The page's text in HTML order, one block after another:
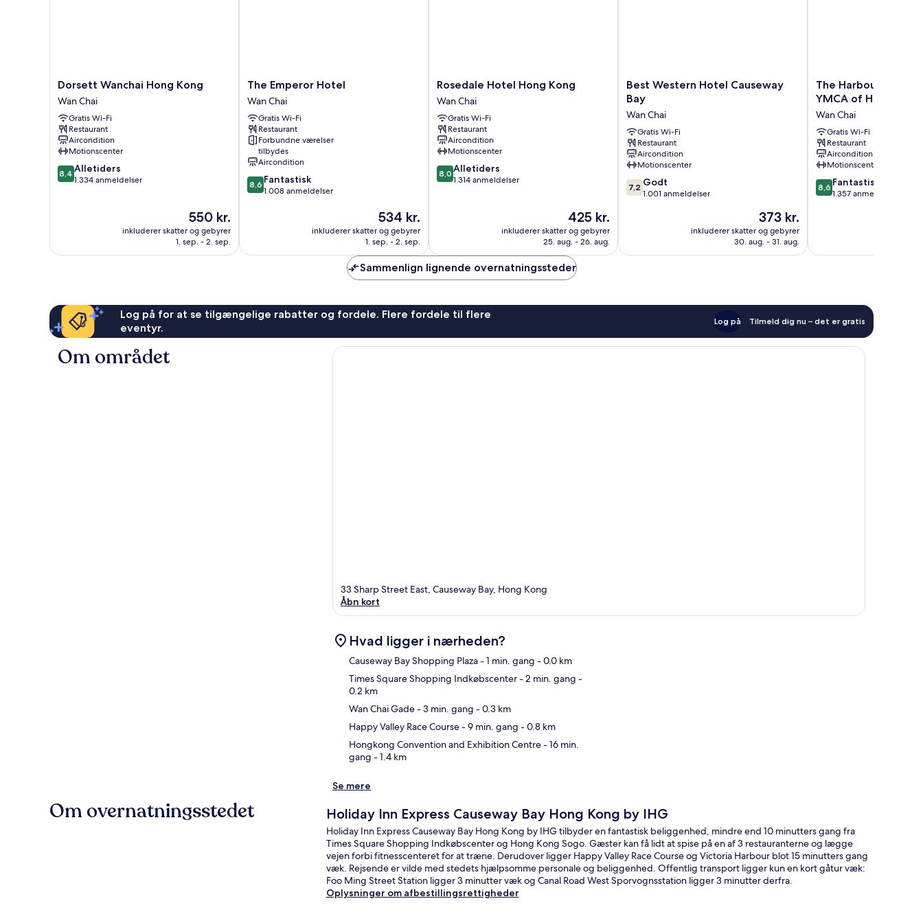
Dorsett
Wanchai
Hong
Kong
Wan
Chai
Dorsett Wanchai Hong Kong
Wan Chai
Gratis Wi-Fi
Restaurant
Aircondition
Motionscenter
8.4
ud
8,4 Alletiders
1.334 anmeldelser
Prisen
er
550 kr.
550 kr.
inkluderer skatter og gebyrer
1. sep. - 2. sep.
The
Emperor
Hotel
Wan
Chai
The Emperor Hotel
Wan Chai
Gratis Wi-Fi
Restaurant
Forbundne værelser
tilbydes
Aircondition
8.6
ud
anmeldelser
8,6 Fantastisk
1.008 anmeldelser
Prisen
er
534 kr.
534 kr.
inkluderer skatter og gebyrer
1. sep. - 2. sep.
Rosedale
Hotel
Hong
Kong
Wan
Chai
Rosedale Hotel Hong Kong
Wan Chai
Gratis Wi-Fi
Restaurant
Aircondition
Motionscenter
8.0
ud
8,0 Alletiders
1.314 anmeldelser
Prisen
er
425 kr.
425 kr.
inkluderer skatter og gebyrer
25. aug. - 26. aug.
Best
Western
Hotel
Causeway
Bay
Wan
Chai
Best Western Hotel Causeway
Bay
Wan Chai
Gratis Wi-Fi
Restaurant
Aircondition
Motionscenter
7.2
ud
anmeldelser
7,2 Godt
1.001 anmeldelser
Prisen
er
373 kr.
373 kr.
inkluderer skatter og gebyrer
30. aug. - 31. aug.
The
Harbourview
Chinese
YMCA
of
Hong
Kong
Wan
Chai
The Harbourview -
YMCA of Hong Kong
Wan Chai
Gratis Wi-Fi
Restaurant
Aircondition
Motionscenter
8.6
ud
anmeldelser
8,6 Fantastisk
1.357 anmeldelser
Sammenlign lignende overnatningssteder
Log på for at se tilgængelige rabatter og fordele. Flere fordele til flere
eventyr.
Log på Tilmeld dig nu – det er gratis
Om området
33 Sharp Street East, Causeway Bay, Hong Kong
Åbn kort
Hvad ligger i nærheden?
Causeway Bay Shopping Plaza- 1 min. gang - 0.0 km
Times Square Shopping Indkøbscenter- 2 min. gang -
0.2 km
Wan Chai Gade- 3 min. gang - 0.3 km
Happy Valley Race Course- 9 min. gang - 0.8 km
Hongkong Convention and Exhibition Centre- 16 min.
gang - 1.4 km
Se mere
Om overnatningsstedet Holiday Inn Express Causeway Bay Hong Kong by IHG
Holiday Inn Express Causeway Bay Hong Kong by IHG tilbyder en fantastisk beliggenhed, mindre end 10 minutters gang fra
Times Square Shopping Indkøbscenter og Hong Kong Sogo. Gæster kan få lidt at spise på en af 3 restauranterne og lægge
vejen forbi fitnesscenteret for at træne. Derudover ligger Happy Valley Race Course og Victoria Harbour blot 15 minutters gang
væk. Rejsende er vilde med stedets hjælpsomme personale og beliggenhed. Offentlig transport ligger kun en kort gåtur væk:
Foo Ming Street Station ligger 3 minutter væk og Canal Road West Sporvognsstation ligger 3 minutter derfra.
Oplysninger om afbestillingsrettigheder